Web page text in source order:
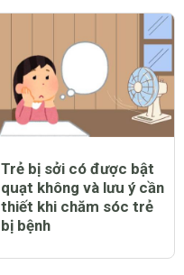
Trẻ bị sởi có được bật
quạt không và lưu ý cần
thiết khi chăm sóc trẻ
bị bệnh